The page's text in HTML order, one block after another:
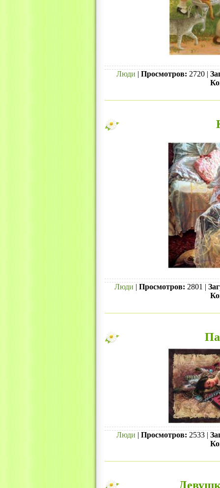
Люди | Просмотров: 2720 |
Люди | Просмотров: 2801 |
Люди | Просмотров: 2533 |